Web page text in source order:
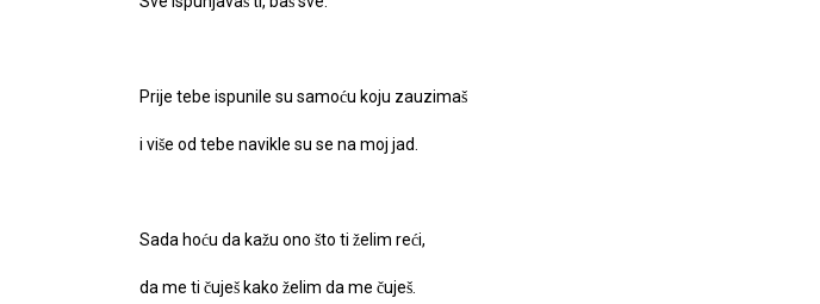
Prije tebe ispunile su samoću koju zauzimaš
i više od tebe navikle su se na moj jad.
Sada hoću da kažu ono što ti želim reći,
da me ti čuješ kako želim da me čuješ.